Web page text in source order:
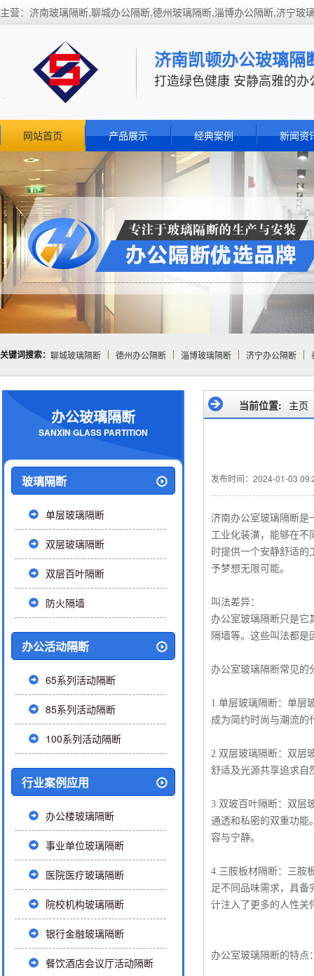
主营：济南玻璃隔断,聊城办公隔断,德州玻璃隔断,淄博办公隔断,济宁玻
济南凯顿办公玻璃隔
打造绿色健康 安静高雅的办
网站首页 产品展示 经典案例 新闻资
关键词搜索： 聊城玻璃隔断 德州办公隔断 淄博玻璃隔断 济宁办公隔断
办公玻璃隔断
SANXIN GLASS PARTITION
玻璃隔断
单层玻璃隔断
双层玻璃隔断
双层百叶隔断
防火隔墙
办公活动隔断
65系列活动隔断
85系列活动隔断
100系列活动隔断
行业案例应用
办公楼玻璃隔断
事业单位玻璃隔断
医院医疗玻璃隔断
院校机构玻璃隔断
银行金融玻璃隔断
餐饮酒店会议厅活动隔断
当前位置: 主页
发布时间：2024-01-03
济南办公室玻璃隔断
工业化装潢，能够在不
时提供一个安静舒适
予梦想无限可能。
叫法差异：
办公室玻璃隔断只是它
隔墙等。这些叫法都是
办公室玻璃隔断常见的
1.单层玻璃隔断：单层
成为简约时尚与潮流的
2.双层玻璃隔断：双层
舒适及光源共享追求自
3.双玻百叶隔断：双层
通透和私密的双重功能
容与宁静。
4.三胺板材隔断：三胺
足不同品味需求，具
计注入了更多的人性关
办公室玻璃隔断的特点